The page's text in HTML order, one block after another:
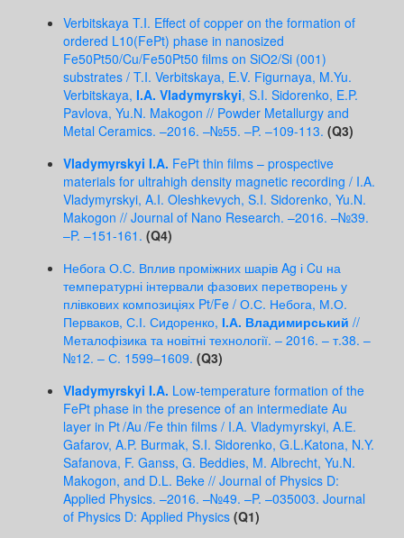
Verbitskaya T.I. Effect of copper on the formation of
ordered L10(FePt) phase in nanosized
Fe50Pt50/Cu/Fe50Pt50 films on SiO2/Si (001)
substrates / T.I. Verbitskaya, E.V. Figurnaya, M.Yu.
Verbitskaya, I.A. Vladymyrskyi, S.I. Sidorenko, E.P.
Pavlova, Yu.N. Makogon // Powder Metallurgy and
Metal Ceramics. –2016. –№55. –P. –109-113. (Q3)
Vladymyrskyi I.A. FePt thin films – prospective
materials for ultrahigh density magnetic recording / I.A.
Vladymyrskyi, A.I. Oleshkevych, S.I. Sidorenko, Yu.N.
Makogon // Journal of Nano Research. –2016. –№39.
–P. –151-161. (Q4)
Небога О.С. Вплив проміжних шарів Ag і Cu на
температурні інтервали фазових перетворень у
плівкових композиціях Pt/Fe / О.С. Небога, М.О.
Перваков, С.І. Сидоренко, І.А. Владимирський //
Металофізика та новітні технології. – 2016. – т.38. –
№12. – С. 1599–1609. (Q3)
Vladymyrskyi I.A. Low-temperature formation of the
FePt phase in the presence of an intermediate Au
layer in Pt /Au /Fe thin films / I.A. Vladymyrskyi, A.E.
Gafarov, A.P. Burmak, S.I. Sidorenko, G.L.Katona, N.Y.
Safanova, F. Ganss, G. Beddies, M. Albrecht, Yu.N.
Makogon, and D.L. Beke // Journal of Physics D:
Applied Physics. –2016. –№49. –P. –035003. Journal
of Physics D: Applied Physics (Q1)